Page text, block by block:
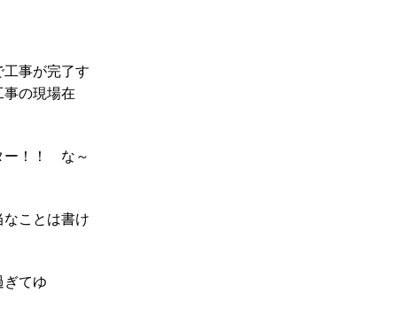
事が完了す
の現場在
ー！！ な～
ことは書け
てゆ